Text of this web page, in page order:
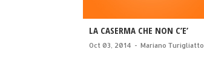
LA CASERMA CHE NON C’E’
Oct 03, 2014 - Mariano Turigliatto